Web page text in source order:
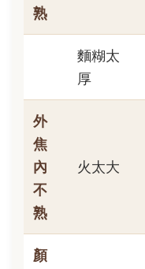
熟
麵糊太
厚
外
焦
內
不
熟
火太大
顏